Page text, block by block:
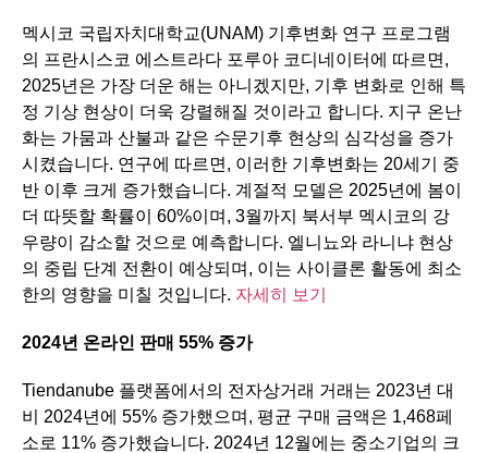
멕시코 국립자치대학교(UNAM) 기후변화 연구 프로그램
의 프란시스코 에스트라다 포루아 코디네이터에 따르면,
2025년은 가장 더운 해는 아니겠지만, 기후 변화로 인해 특
정 기상 현상이 더욱 강렬해질 것이라고 합니다. 지구 온난
화는 가뭄과 산불과 같은 수문기후 현상의 심각성을 증가
시켰습니다. 연구에 따르면, 이러한 기후변화는 20세기 중
반 이후 크게 증가했습니다. 계절적 모델은 2025년에 봄이
더 따뜻할 확률이 60%이며, 3월까지 북서부 멕시코의 강
우량이 감소할 것으로 예측합니다. 엘니뇨와 라니냐 현상
의 중립 단계 전환이 예상되며, 이는 사이클론 활동에 최소
한의 영향을 미칠 것입니다. 자세히 보기
2024년 온라인 판매 55% 증가
Tiendanube 플랫폼에서의 전자상거래 거래는 2023년 대
비 2024년에 55% 증가했으며, 평균 구매 금액은 1,468페
소로 11% 증가했습니다. 2024년 12월에는 중소기업의 크